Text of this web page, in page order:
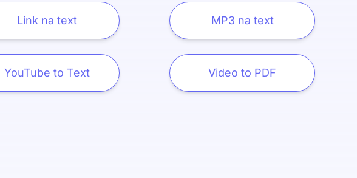
Link na text MP3 na text
YouTube to Text Video to PDF